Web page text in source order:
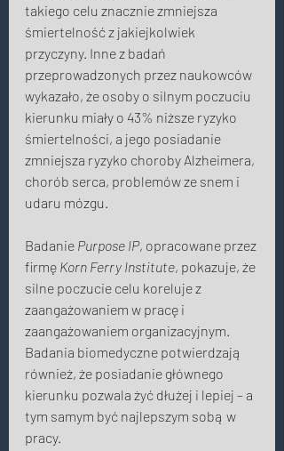
takiego celu znacznie zmniejsza
śmiertelność z jakiejkolwiek
przyczyny. Inne z badań
przeprowadzonych przez naukowców
wykazało, że osoby o silnym poczuciu
kierunku miały o 43% niższe ryzyko
śmiertelności, a jego posiadanie
zmniejsza ryzyko choroby Alzheimera,
chorób serca, problemów ze snem i
udaru mózgu.
Badanie Purpose IP, opracowane przez
firmę Korn Ferry Institute, pokazuje, że
silne poczucie celu koreluje z
zaangażowaniem w pracę i
zaangażowaniem organizacyjnym.
Badania biomedyczne potwierdzają
również, że posiadanie głównego
kierunku pozwala żyć dłużej i lepiej – a
tym samym być najlepszym sobą w
pracy.